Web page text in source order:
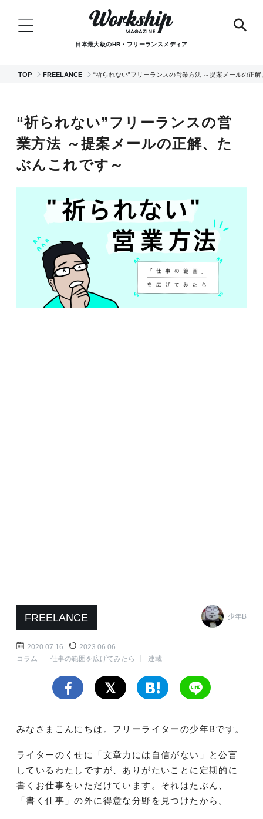
日本最大級のHR・フリーランスメディア
TOP FREELANCE “祈られない”フリーランスの営業方法 ～提案メールの正
“祈られない”フリーランスの営
業方法 ～提案メールの正解、た
ぶんこれです～
FREELANCE 少年B
2020.07.16
2023.06.06
コラム
仕事の範囲を広げてみたら 連載
みなさまこんにちは。フリーライターの少年Bです。
ライターのくせに「文章力には自信がない」と公言
しているわたしですが、ありがたいことに定期的に
書くお仕事をいただけています。それはたぶん、
「書く仕事」の外に得意な分野を見つけたから。